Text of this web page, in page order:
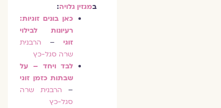
מגזין גלויה:
כאן בונים זוגיות:
רעיונות לבילוי
זוגי–
הרבנית
שרה סגל-כץ
לבד ויחד – על
שבתות כזמן זוגי
–
הרבנית שרה
סגל-כץ